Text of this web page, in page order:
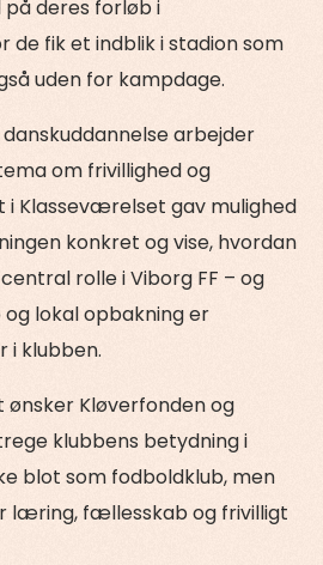
deres forløb i
de fik et indblik i stadion som
uden for kampdage.
arbejder
om frivillighed og
i Klasseværelset gav mulighed
konkret og vise, hvordan
rolle i Viborg FF – og
lokal opbakning er
klubben.
Kløverfonden og
klubbens betydning i
blot som fodboldklub, men
læring, fællesskab og frivilligt